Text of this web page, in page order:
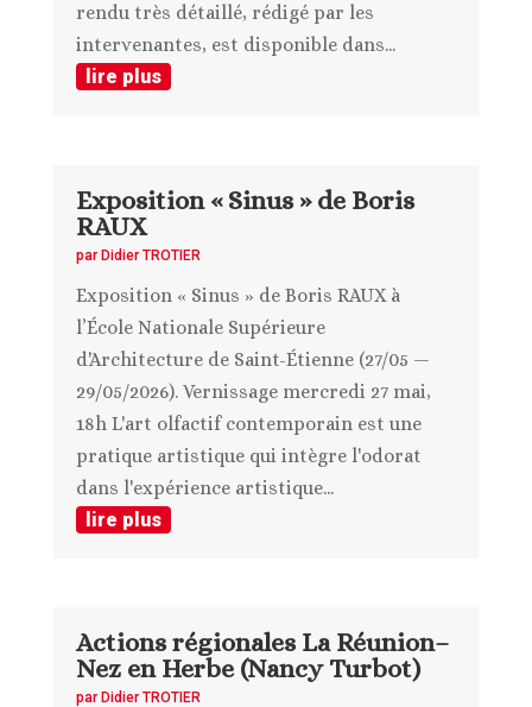
rendu très détaillé, rédigé par les
intervenantes, est disponible dans...
lire plus
Exposition « Sinus » de Boris
RAUX
par Didier TROTIER
Exposition « Sinus » de Boris RAUX à
l’École Nationale Supérieure
d'Architecture de Saint-Étienne (27/05 —
29/05/2026). Vernissage mercredi 27 mai,
18h L'art olfactif contemporain est une
pratique artistique qui intègre l'odorat
dans l'expérience artistique...
lire plus
Actions régionales La Réunion–
Nez en Herbe (Nancy Turbot)
par Didier TROTIER